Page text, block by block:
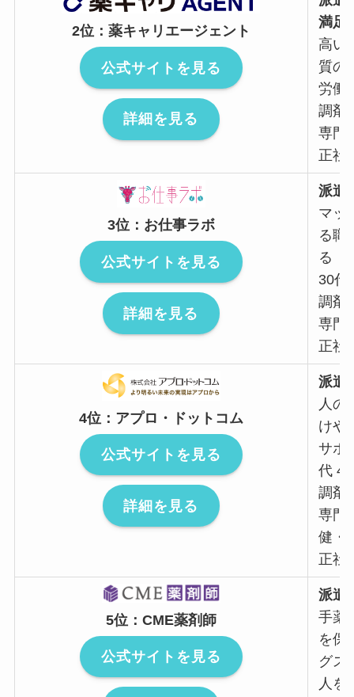
2位：薬キャリエージェント
公式サイトを見る
詳細を見る
満足
高い
質の
労働
調剤
専門
正社
3位：お仕事ラボ
公式サイトを見る
詳細を見る
派遣
マッ
る職
る「
30代
調剤
専門
正社
4位：アプロ・ドットコム
公式サイトを見る
詳細を見る
派遣
人の
けや
サポ
代
調剤
専門
健・
正社
5位：CME薬剤師
公式サイトを見る
派遣
手薬
を保
グス
人を